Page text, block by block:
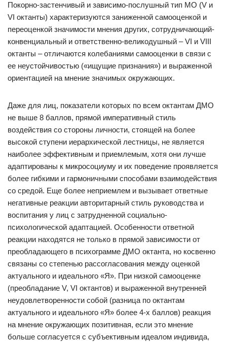
Покорно-застенчивый и зависимо-послушный тип МО (V и
VI октанты) характеризуются заниженной самооценкой и
переоценкой значимости мнения других, сотрудничающий-
конвенциальный и ответственно-великодушный – VI и VIII
октанты – отличаются колебаниями самооценки в связи с
ее неустойчивостью («ищущие признания») и выраженной
ориентацией на мнение значимых окружающих.
Даже для лиц, показатели которых по всем октантам ДМО
не выше 8 баллов, прямой императивный стиль
воздействия со стороны личности, стоящей на более
высокой ступени иерархической лестницы, не является
наиболее эффективным и приемлемым, хотя они лучше
адаптированы к микросоциуму и их поведение проявляется
более гибкими и гармоничными способами взаимодействия
со средой. Еще более неприемлем и вызывает ответные
негативные реакции авторитарный стиль руководства и
воспитания у лиц с затрудненной социально-
психологической адаптацией. Особенности ответной
реакции находятся не только в прямой зависимости от
преобладающего в психограмме ДМО октанта, но косвенно
связаны со степенью рассогласования между оценкой
актуального и идеального «Я». При низкой самооценке
(преобладание V, VI октантов) и выраженной внутренней
неудовлетворенности собой (разница по октантам
актуального и идеального «Я» более 4-х баллов) реакция
на мнение окружающих позитивная, если это мнение
больше согласуется с субъективным идеалом индивида,